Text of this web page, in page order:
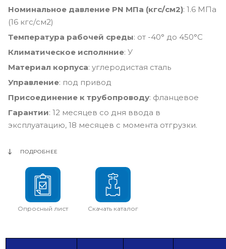
Номинальное давление PN МПа (кгс/см2): 1.6 МПа
(16 кгс/см2)
Температура рабочей среды: от -40° до 450°С
Климатическое исполнние: У
Материал корпуса: углеродистая сталь
Управление: под привод
Присоединение к трубопроводу: фланцевое
Гарантии: 12 месяцев со дня ввода в
эксплуатацию, 18 месяцев с момента отгрузки.
ПОДРОБНЕЕ
Опросный лист Скачать каталог